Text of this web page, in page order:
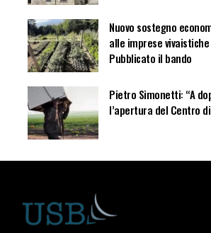
Nuovo sostegno
alle imprese
Pubblicato il bando
Pietro Simonetti: “A
l’apertura del Centro